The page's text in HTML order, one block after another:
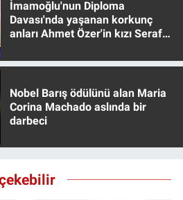
İmamoğlu'nun Diploma
Davası'nda yaşanan korkunç
anları Ahmet Özer'in kızı Seraf
Nobel Barış ödülünü alan Maria
Corina Machado aslında bir
darbeci